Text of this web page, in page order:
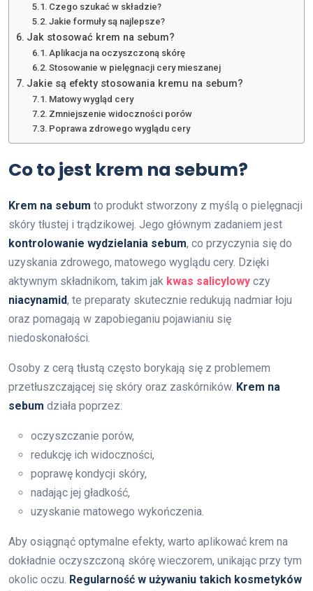
Czego szukać w składzie?
Jakie formuły są najlepsze?
Jak stosować krem na sebum?
Aplikacja na oczyszczoną skórę
Stosowanie w pielęgnacji cery mieszanej
Jakie są efekty stosowania kremu na sebum?
Matowy wygląd cery
Zmniejszenie widoczności porów
Poprawa zdrowego wyglądu cery
Co to jest krem na sebum?
Krem na sebum to produkt stworzony z myślą o pielęgnacji
skóry tłustej i trądzikowej. Jego głównym zadaniem jest
kontrolowanie wydzielania sebum, co przyczynia się do
uzyskania zdrowego, matowego wyglądu cery. Dzięki
aktywnym składnikom, takim jak kwas salicylowy czy
niacynamid, te preparaty skutecznie redukują nadmiar łoju
oraz pomagają w zapobieganiu pojawianiu się
niedoskonałości.
Osoby z cerą tłustą często borykają się z problemem
przetłuszczającej się skóry oraz zaskórników. Krem na
sebum działa poprzez:
oczyszczanie porów,
redukcję ich widoczności,
poprawę kondycji skóry,
nadając jej gładkość,
uzyskanie matowego wykończenia.
Aby osiągnąć optymalne efekty, warto aplikować krem na
dokładnie oczyszczoną skórę wieczorem, unikając przy tym
okolic oczu. Regularność w używaniu takich kosmetyków